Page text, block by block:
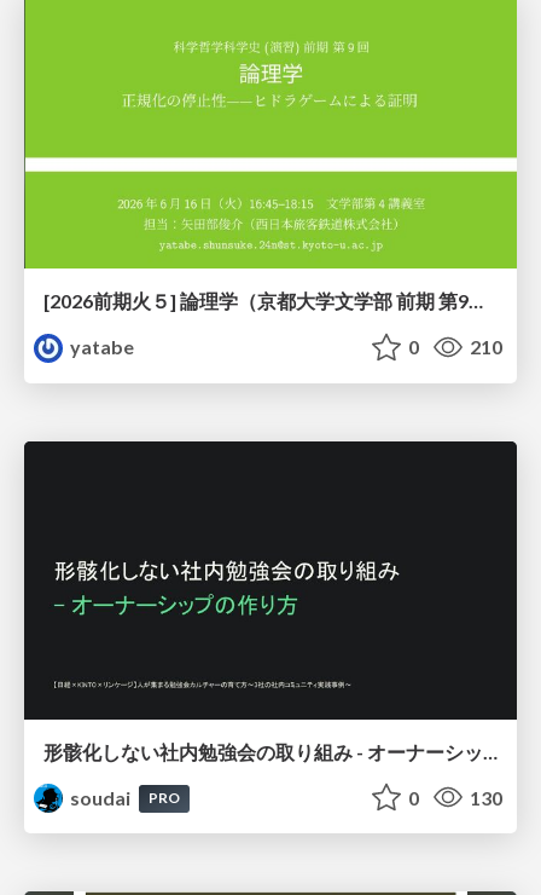
[2026前期火５] 論理学（京都大学文学部 前期 第9回）「正規化の停止性——ヒドラゲームによる証明」
yatabe
0 210
soudai
PRO 0 130